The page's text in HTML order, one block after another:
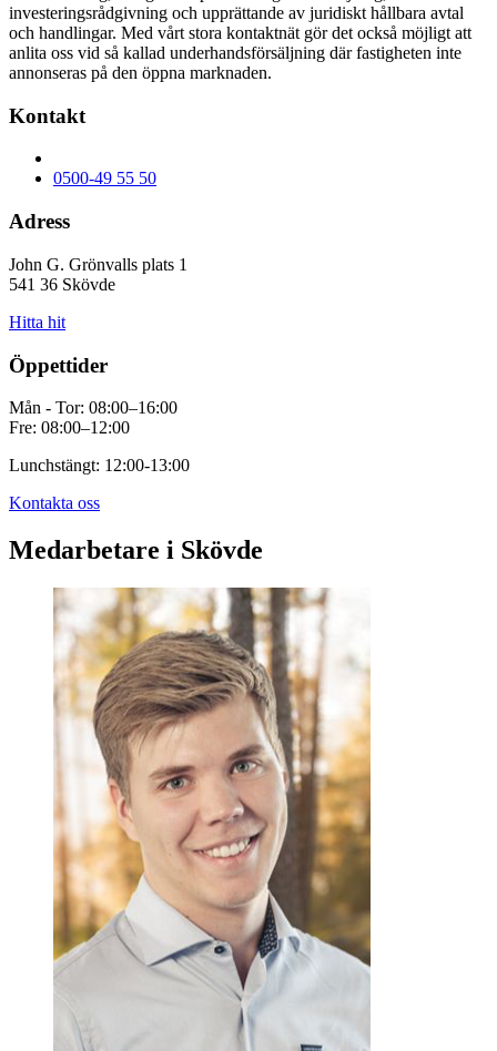
investeringsrådgivning och upprättande av juridiskt hållbara avtal
och handlingar. Med vårt stora kontaktnät gör det också möjligt att
anlita oss vid så kallad underhandsförsäljning där fastigheten inte
annonseras på den öppna marknaden.
Kontakt
0500-49 55 50
Adress
John G. Grönvalls plats 1
541 36 Skövde
Hitta hit
Öppettider
Mån - Tor: 08:00–16:00
Fre: 08:00–12:00
Lunchstängt: 12:00-13:00
Kontakta oss
Medarbetare i Skövde